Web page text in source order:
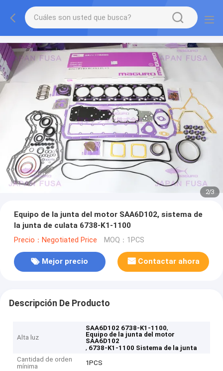
2/3
Equipo de la junta del motor SAA6D102, sistema de
la junta de culata 6738-K1-1100
Precio：Negotiated Price MOQ：1PCS
Mejor precio Contactar ahora
Descripción De Producto
Alta luz
SAA6D102 6738-K1-1100,
Equipo de la junta del motor
SAA6D102
, 6738-K1-1100 Sistema de la junta
Cantidad de orden
mínima
1PCS